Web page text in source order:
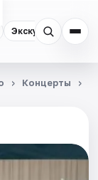
Экскурсии
Концерты